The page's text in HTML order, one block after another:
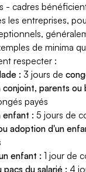
- cadres
les entreprises,
de minima
respecter :
: 3 jours de
conjoint, parents ou
payés
enfant : 5 jours de
adoption d'un
enfant : 1 jour de
pacs du salarié : 4